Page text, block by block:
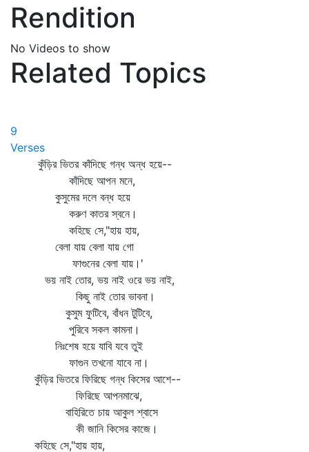
Rendition
No Videos to show
Related Topics
9
Verses
কুঁড়ির ভিতর কাঁদিছে গন্ধ অন্ধ হয়ে--
কাঁদিছে আপন মনে,
কুসুমের দলে বন্ধ হয়ে
করুণ কাতর স্বনে।
কহিছে সে,"হায় হায়,
বেলা যায় বেলা যায় গো
ফাগুনের বেলা যায়।'
ভয় নাই তোর, ভয় নাই ওরে ভয় নাই,
কিছু নাই তোর ভাবনা।
কুসুম ফুটিবে, বাঁধন টুটিবে,
পুরিবে সকল কামনা।
নিঃশেষ হয়ে যাবি যবে তুই
ফাগুন তখনো যাবে না।
কুঁড়ির ভিতরে ফিরিছে গন্ধ কিসের আশে--
ফিরিছে আপনমাঝে,
বাহিরিতে চায় আকুল শ্বাসে
কী জানি কিসের কাজে।
কহিছে সে,"হায় হায়,